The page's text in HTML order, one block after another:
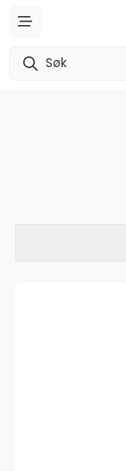
Hopp til innhold